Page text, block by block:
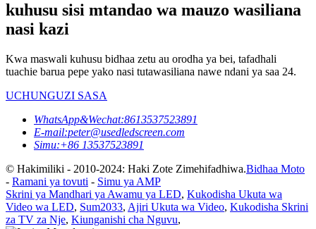
kuhusu sisi mtandao wa mauzo wasiliana
nasi kazi
Kwa maswali kuhusu bidhaa zetu au orodha ya bei, tafadhali
tuachie barua pepe yako nasi tutawasiliana nawe ndani ya saa 24.
UCHUNGUZI SASA
WhatsApp&Wechat:8613537523891
E-mail:peter@usedledscreen.com
Simu:+86 13537523891
© Hakimiliki - 2010-2024: Haki Zote Zimehifadhiwa.Bidhaa Moto
- Ramani ya tovuti - Simu ya AMP
Skrini ya Mandhari ya Awamu ya LED, Kukodisha Ukuta wa
Video wa LED, Sum2033, Ajiri Ukuta wa Video, Kukodisha Skrini
za TV za Nje, Kiunganishi cha Nguvu,